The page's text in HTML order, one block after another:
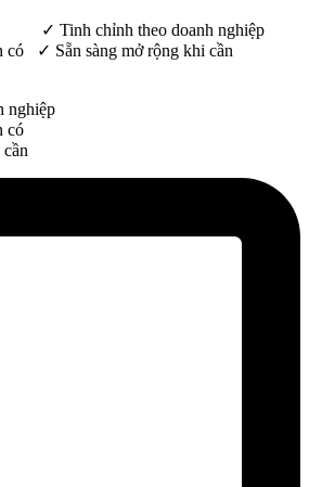
✓ Tinh chỉnh theo doanh nghiệp
có ✓ Sẵn sàng mở rộng khi cần
nghiệp
có